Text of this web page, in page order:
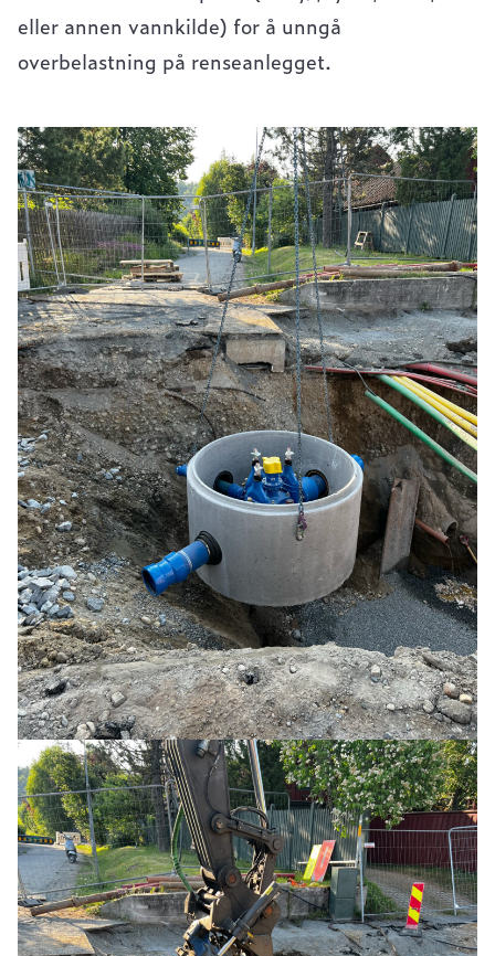
eller annen vannkilde) for å unngå
overbelastning på renseanlegget.